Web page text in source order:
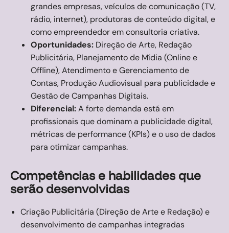
grandes empresas, veículos de comunicação (TV,
rádio, internet), produtoras de conteúdo digital, e
como empreendedor em consultoria criativa.
Oportunidades:Direção de Arte, Redação
Publicitária, Planejamento de Mídia (Online e
Offline), Atendimento e Gerenciamento de
Contas, Produção Audiovisual para publicidade e
Gestão de Campanhas Digitais.
Diferencial:A forte demanda está em
profissionais que dominam a publicidade digital,
métricas de performance (KPIs) e o uso de dados
para otimizar campanhas.
Competências e habilidades que
serão desenvolvidas
Criação Publicitária (Direção de Arte e Redação) e
desenvolvimento de campanhas integradas